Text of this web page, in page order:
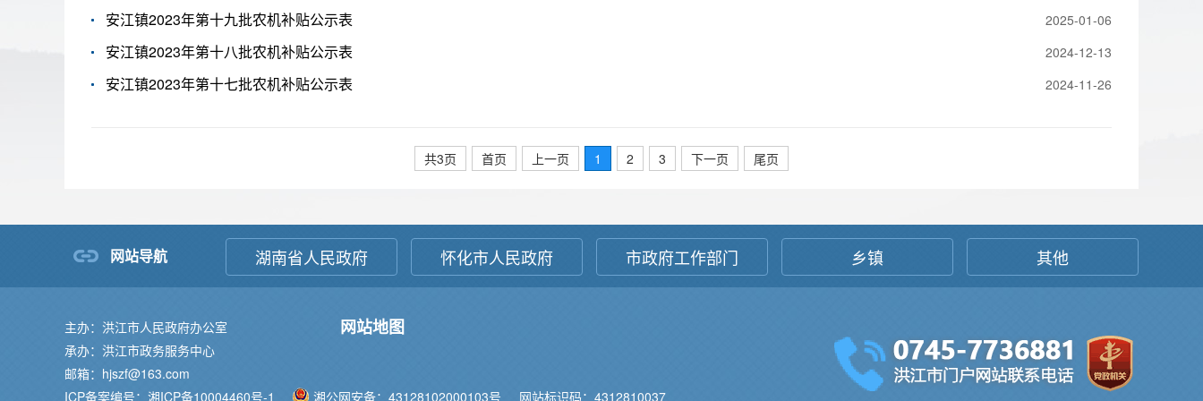
安江镇2023年第十九批农机补贴公示表 2025-01-06
安江镇2023年第十八批农机补贴公示表 2024-12-13
安江镇2023年第十七批农机补贴公示表 2024-11-26
共3页 首页 上一页 1 2 3 下一页 尾页
网站导航 湖南省人民政府 怀化市人民政府 市政府工作部门 乡镇 其他
主办：洪江市人民政府办公室
承办：洪江市政务服务中心
邮箱：hjszf@163.com
ICP备案编号：湘ICP备10004460号-1
湘公网安备：43128102000103号 网站标识码：4312810037
网站地图